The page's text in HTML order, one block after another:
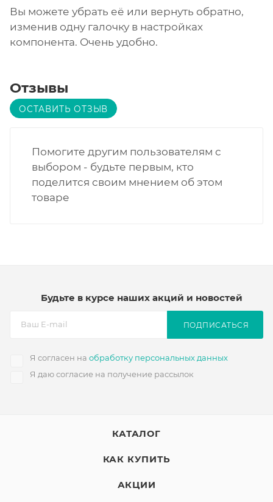
Вы можете убрать её или вернуть обратно,
изменив одну галочку в настройках
компонента. Очень удобно.
Отзывы
ОСТАВИТЬ ОТЗЫВ
Помогите другим пользователям с
выбором - будьте первым, кто
поделится своим мнением об этом
товаре
Будьте в курсе наших акций и новостей
Я согласен на обработку персональных данных
Я даю согласие на получение рассылок
ПОДПИСАТЬСЯ
КАТАЛОГ
КАК КУПИТЬ
АКЦИИ